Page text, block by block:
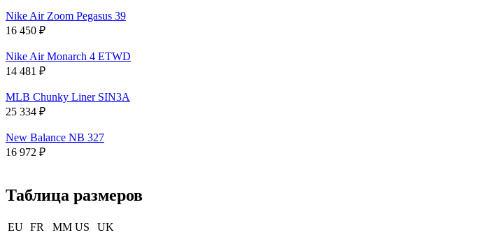
Nike Air Zoom Pegasus 39
16 450 ₽
Nike Air Monarch 4 ETWD
14 481 ₽
MLB Chunky Liner SIN3A
25 334 ₽
New Balance NB 327
16 972 ₽
Таблица размеров
EU FR MM US
UK